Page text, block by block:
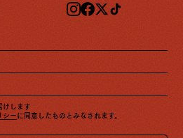
けします
シーに同意したものとみなされます。